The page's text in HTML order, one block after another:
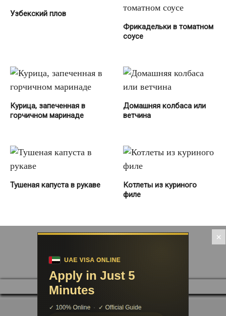
Узбекский плов
Фрикадельки в томатном
соусе
Курица, запеченная в
горчичном маринаде
Домашняя колбаса или
ветчина
Тушеная капуста в рукаве
Котлеты из куриного
филе
Manage consent
×